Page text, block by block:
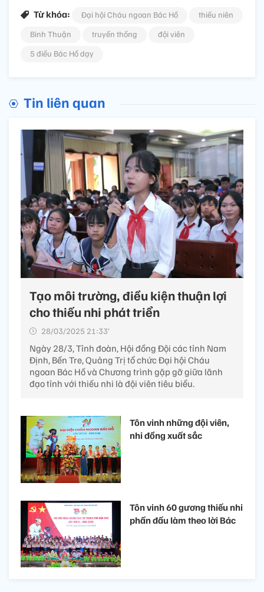
Từ khóa: Đại hội Cháu ngoan Bác Hồ
thiếu niên
Bình Thuận
truyền thống
đội viên
5 điều Bác Hồ dạy
Tin liên quan
Tạo môi trường, điều kiện thuận lợi
cho thiếu nhi phát triển
28/03/2025 21:33’
Ngày 28/3, Tỉnh đoàn, Hội đồng Đội các tỉnh Nam
Định, Bến Tre, Quảng Trị tổ chức Đại hội Cháu
ngoan Bác Hồ và Chương trình gặp gỡ giữa lãnh
đạo tỉnh với thiếu nhi là đội viên tiêu biểu.
Tôn vinh những đội viên,
nhi đồng xuất sắc
Tôn vinh 60 gương thiếu nhi
phấn đấu làm theo lời Bác